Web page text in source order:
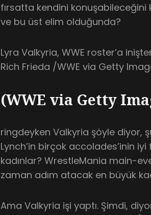
fırsatta kendini konuşabileceğini
ve bu üst elim olduğunda?
Lyra Valkyria, WWE roster’a
Rich Frieda /WWE via Getty
(WWE via Getty
ringdeyken Valkyria şöyle diyor,
Lynch’in birçok accolades’inin
kadınlar? WrestleMania main-
zaman adım atacak en büyük
Ama Valkyria işi yaptı. Şimdi,